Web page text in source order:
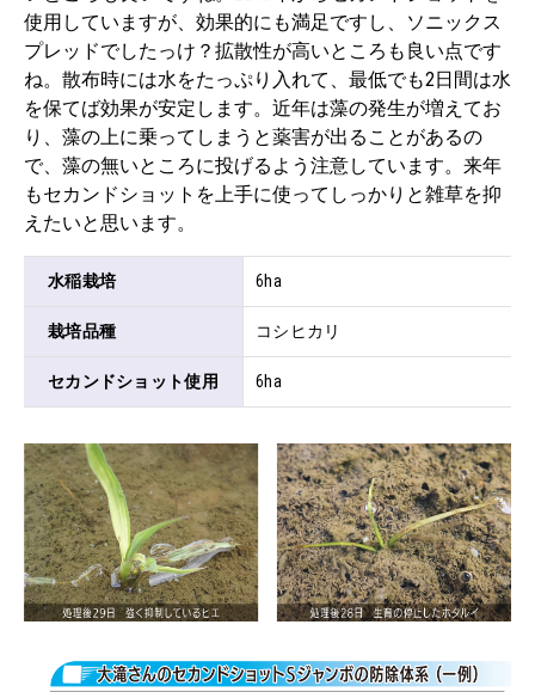
使用していますが、効果的にも満足ですし、ソニックス
プレッドでしたっけ？拡散性が高いところも良い点です
ね。散布時には水をたっぷり入れて、最低でも2日間は水
を保てば効果が安定します。近年は藻の発生が増えてお
り、藻の上に乗ってしまうと薬害が出ることがあるの
で、藻の無いところに投げるよう注意しています。来年
もセカンドショットを上手に使ってしっかりと雑草を抑
えたいと思います。
水稲栽培 6ha
栽培品種 コシヒカリ
セカンドショット使用 6ha